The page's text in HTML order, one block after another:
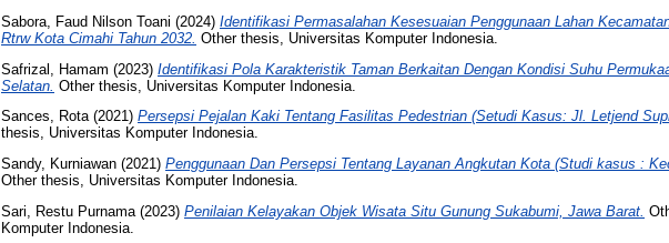
Sabora, Faud Nilson Toani (2024) Identifikasi Permasalahan Kesesuaian Penggunaan Lahan
Rtrw Kota Cimahi Tahun 2032. Other thesis, Universitas Komputer Indonesia.
Safrizal, Hamam (2023) Identifikasi Pola Karakteristik Taman Berkaitan Dengan Kondisi Suhu
Selatan. Other thesis, Universitas Komputer Indonesia.
Sances, Rota(2021) Persepsi Pejalan Kaki Tentang Fasilitas Pedestrian (Setudi Kasus: Jl. Letjend
thesis, Universitas Komputer Indonesia.
Sandy, Kurniawan (2021) Penggunaan Dan Persepsi Tentang Layanan Angkutan Kota (Studi kasus :
Other thesis, Universitas Komputer Indonesia.
Sari, Restu Purnama(2023) Penilaian Kelayakan Objek Wisata Situ Gunung Sukabumi, Jawa Barat.
Komputer Indonesia.